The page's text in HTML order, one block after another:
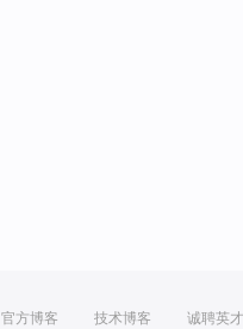
官方博客 技术博客 诚聘英才